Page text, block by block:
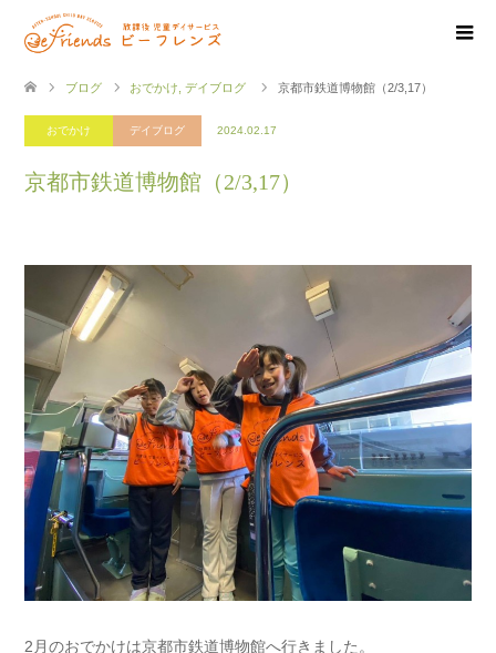
ブログ おでかけ デイブログ 京都市鉄道博物館（2/3,17）
おでかけ デイブログ 2024.02.17
京都市鉄道博物館（2/3,17）
2月のおでかけは京都市鉄道博物館へ行きました。